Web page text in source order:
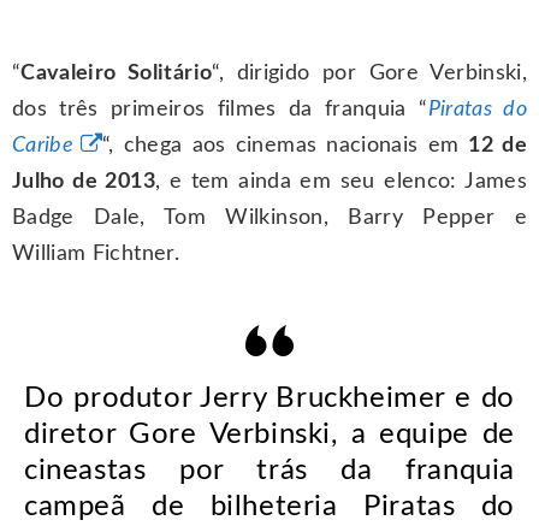
“Cavaleiro Solitário“, dirigido por Gore Verbinski,
dos três primeiros filmes da franquia “Piratas do
Caribe
“, chega aos cinemas nacionais em 12 de
Julho de 2013, e tem ainda em seu elenco: James
Badge Dale, Tom Wilkinson, Barry Pepper e
William Fichtner.
Do produtor Jerry Bruckheimer e do
diretor Gore Verbinski, a equipe de
cineastas por trás da franquia
campeã de bilheteria Piratas do